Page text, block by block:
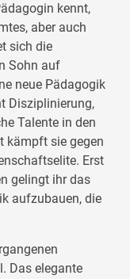
kennt,
aber auch
sich die
Sohn auf
neue Pädagogik
Disziplinierung,
Talente in den
kämpft sie gegen
Erst
gelingt ihr das
aufzubauen, die
Das elegante